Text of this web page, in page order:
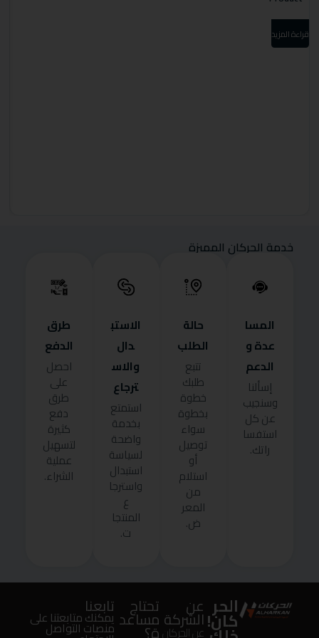
قراءة المزيد
خدمة الحركان المميزة
المسا
عدة و
الدعم
إسألنا
وسنجيب
عن كل
استفسا
راتك.
حالة
الطلب
تتبع
طلبك
خطوة
بخطوة
سواء
توصيل
أو
استلام
من
المعر
ض.
الاستب
دال
والاس
ترجاع
استمتع
بخدمة
واضحة
لسياسة
استبدال
واسترجا
ع
المنتجا
ت.
طرق
الدفع
احصل
على
طرق
دفع
كثيرة
لتسهيل
عملية
الشراء.
الحر
كان!
عن
الشركة
عن الحركان
تحتاج
مساعد
ة؟
تابعنا
يمكنك متابعتنا على
منصات التواصل